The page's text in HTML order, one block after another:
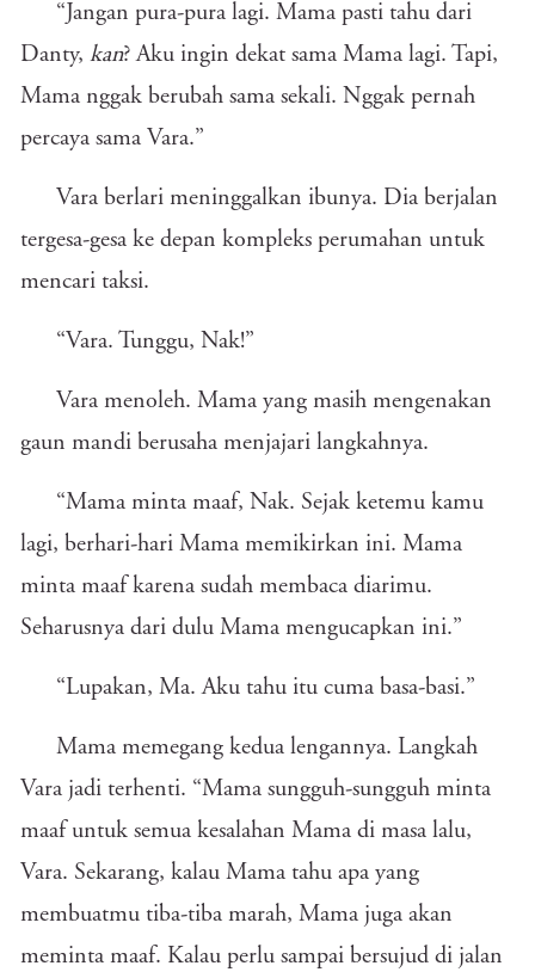
“Jangan pura-pura lagi. Mama pasti tahu dari
Danty, kan? Aku ingin dekat sama Mama lagi. Tapi,
Mama nggak berubah sama sekali. Nggak pernah
percaya sama Vara.”
Vara berlari meninggalkan ibunya. Dia berjalan
tergesa-gesa ke depan kompleks perumahan untuk
mencari taksi.
“Vara. Tunggu, Nak!”
Vara menoleh. Mama yang masih mengenakan
gaun mandi berusaha menjajari langkahnya.
“Mama minta maaf, Nak. Sejak ketemu kamu
lagi, berhari-hari Mama memikirkan ini. Mama
minta maaf karena sudah membaca diarimu.
Seharusnya dari dulu Mama mengucapkan ini.”
“Lupakan, Ma. Aku tahu itu cuma basa-basi.”
Mama memegang kedua lengannya. Langkah
Vara jadi terhenti. “Mama sungguh-sungguh minta
maaf untuk semua kesalahan Mama di masa lalu,
Vara. Sekarang, kalau Mama tahu apa yang
membuatmu tiba-tiba marah, Mama juga akan
meminta maaf. Kalau perlu sampai bersujud di jalan